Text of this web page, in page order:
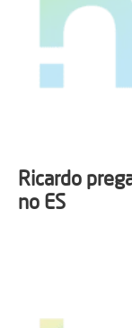
Ricardo
no ES